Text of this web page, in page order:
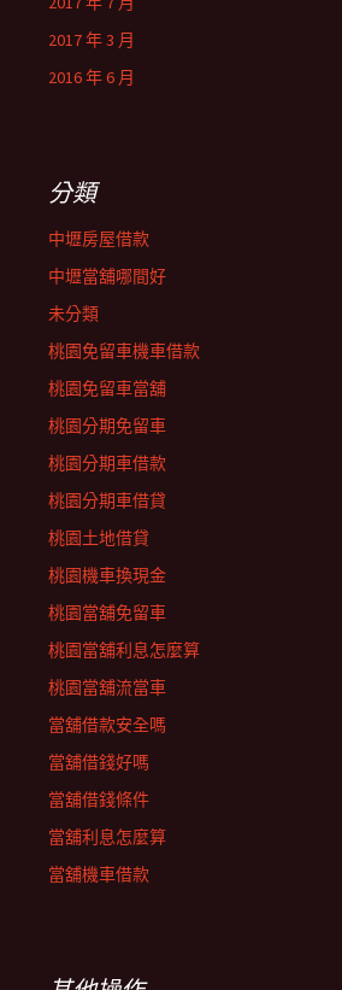
2017 年 3 月
2016 年 6 月
分類
中壢房屋借款
中壢當舖哪間好
未分類
桃園免留車機車借款
桃園免留車當舖
桃園分期免留車
桃園分期車借款
桃園分期車借貸
桃園土地借貸
桃園機車換現金
桃園當舖免留車
桃園當舖利息怎麼算
桃園當舖流當車
當舖借款安全嗎
當舖借錢好嗎
當舖借錢條件
當舖利息怎麼算
當舖機車借款